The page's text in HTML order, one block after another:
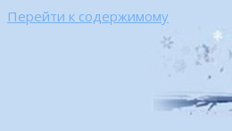
Перейти к содержимому